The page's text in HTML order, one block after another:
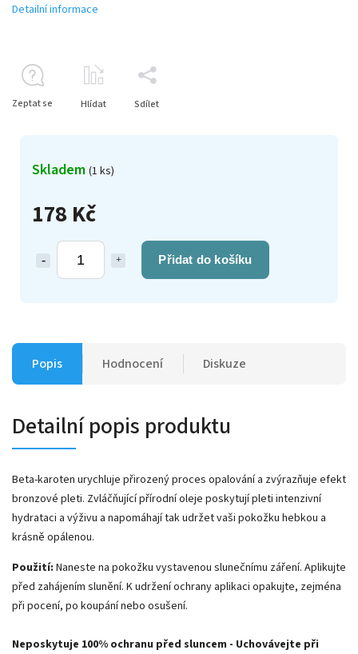
178 Kč
Přidat do košíku
Skladem (1 ks)
Detailní informace
Zeptat se Hlídat Sdílet
Popis Hodnocení Diskuze
Detailní popis produktu
Beta-karoten urychluje přirozený proces opalování a zvýrazňuje efekt
bronzové pleti. Zvláčňující přírodní oleje poskytují pleti intenzivní
hydrataci a výživu a napomáhají tak udržet vaši pokožku hebkou a
krásně opálenou.
Použití: Naneste na pokožku vystavenou slunečnímu záření. Aplikujte
před zahájením slunění. K udržení ochrany aplikaci opakujte, zejména
při pocení, po koupání nebo osušení.
Neposkytuje 100% ochranu před sluncem - Uchovávejte při